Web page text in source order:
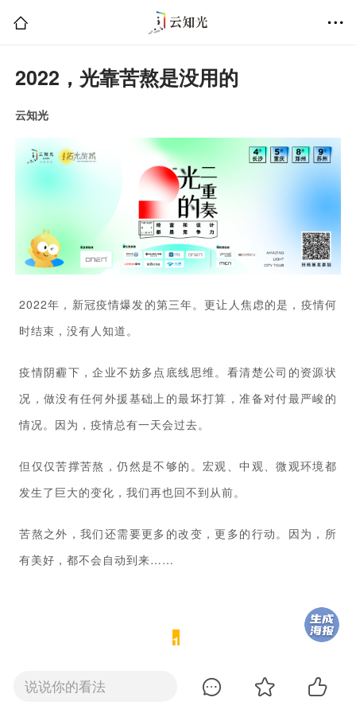
2022，光靠苦熬是没用的
云知光
2022年，新冠疫情爆发的第三年。更让人焦虑的是，疫情何
时结束，没有人知道。
疫情阴霾下，企业不妨多点底线思维。看清楚公司的资源状
况，做没有任何外援基础上的最坏打算，准备对付最严峻的
情况。因为，疫情总有一天会过去。
但仅仅苦撑苦熬，仍然是不够的。宏观、中观、微观环境都
发生了巨大的变化，我们再也回不到从前。
苦熬之外，我们还需要更多的改变，更多的行动。因为，所
有美好，都不会自动到来……
1
“改变，其实没那么可怕，也没那么难”
说说你的看法